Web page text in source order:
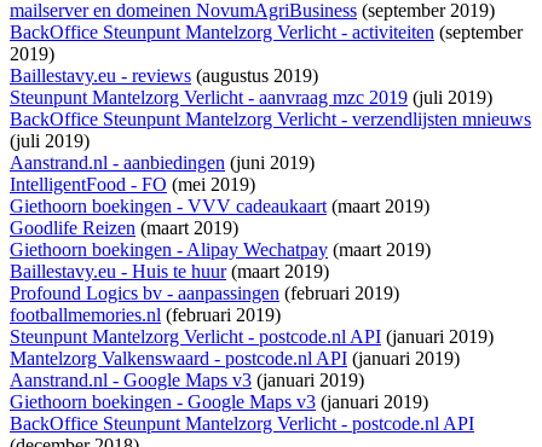
mailserver en domeinen NovumAgriBusiness (september 2019)
BackOffice Steunpunt Mantelzorg Verlicht - activiteiten (september
2019)
Baillestavy.eu - reviews (augustus 2019)
Steunpunt Mantelzorg Verlicht - aanvraag mzc 2019 (juli 2019)
BackOffice Steunpunt Mantelzorg Verlicht - verzendlijsten mnieuws
(juli 2019)
Aanstrand.nl - aanbiedingen (juni 2019)
IntelligentFood - FO (mei 2019)
Giethoorn boekingen - VVV cadeaukaart(maart 2019)
Goodlife Reizen (maart 2019)
Giethoorn boekingen - Alipay Wechatpay (maart 2019)
Baillestavy.eu - Huis te huur(maart 2019)
Profound Logics bv - aanpassingen (februari 2019)
footballmemories.nl (februari 2019)
Steunpunt Mantelzorg Verlicht - postcode.nl API (januari 2019)
Mantelzorg Valkenswaard - postcode.nl API (januari 2019)
Aanstrand.nl - Google Maps v3 (januari 2019)
Giethoorn boekingen - Google Maps v3 (januari 2019)
BackOffice Steunpunt Mantelzorg Verlicht - postcode.nl API